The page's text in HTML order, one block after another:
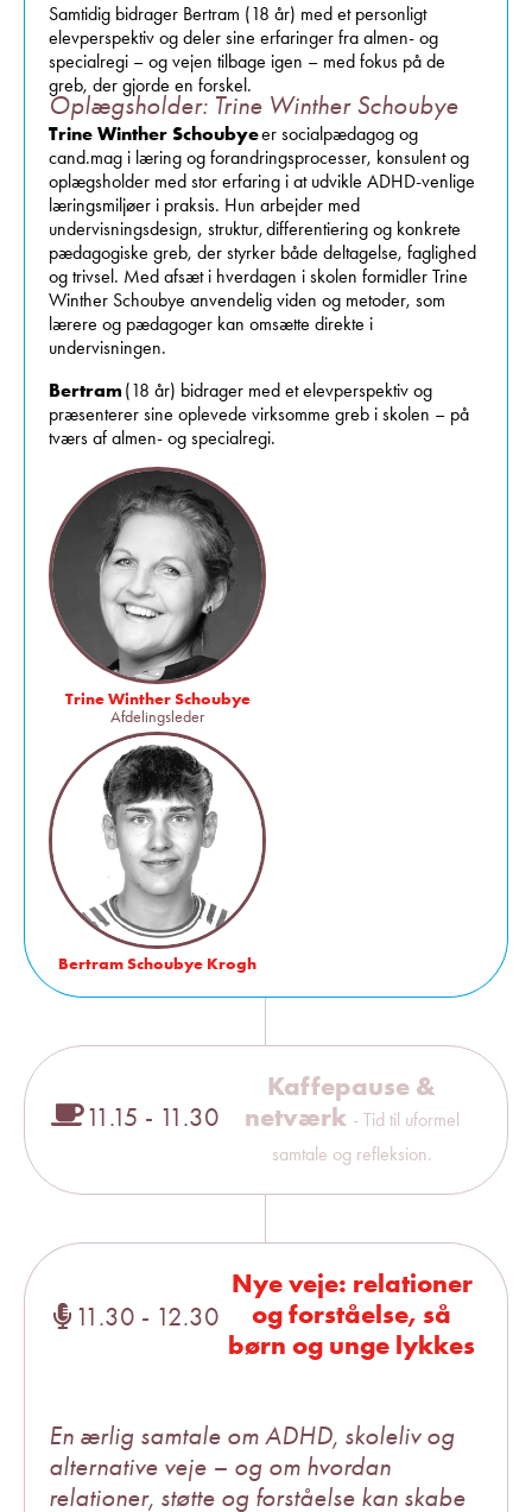
Trine Winther Schoubye
Afdelingsleder
Bertram Schoubye Krogh
Samtidig bidrager Bertram (18 år) med et personligt
elevperspektiv og deler sine erfaringer fra almen- og
specialregi – og vejen tilbage igen – med fokus på de
greb, der gjorde en forskel.
Oplægsholder: Trine Winther Schoubye
Trine Winther Schoubyeer socialpædagog og
cand.mag i læring og forandringsprocesser, konsulent og
oplægsholder med stor erfaring i at udvikle ADHD-venlige
læringsmiljøer i praksis. Hun arbejder med
undervisningsdesign, struktur, differentiering og konkrete
pædagogiske greb, der styrker både deltagelse, faglighed
og trivsel. Med afsæt i hverdagen i skolen formidler Trine
Winther Schoubye anvendelig viden og metoder, som
lærere og pædagoger kan omsætte direkte i
undervisningen.
Bertram (18 år) bidrager med et elevperspektiv og
præsenterer sine oplevede virksomme greb i skolen – på
tværs af almen- og specialregi.
11.15 - 11.30
Kaffepause &
netværk - Tid til uformel
samtale og refleksion.
11.30 - 12.30
Nye veje: relationer
og forståelse, så
børn og unge lykkes
En ærlig samtale om ADHD, skoleliv og
alternative veje – og om hvordan
relationer, støtte og forståelse kan skabe